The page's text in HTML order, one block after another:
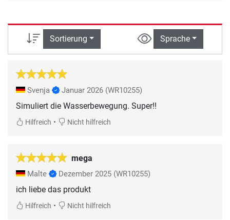
Sortierung Sprache
Svenja Januar 2026 (WR10255)
Simuliert die Wasserbewegung. Super!!
Hilfreich • Nicht hilfreich
mega
Malte Dezember 2025 (WR10255)
ich liebe das produkt
Hilfreich • Nicht hilfreich